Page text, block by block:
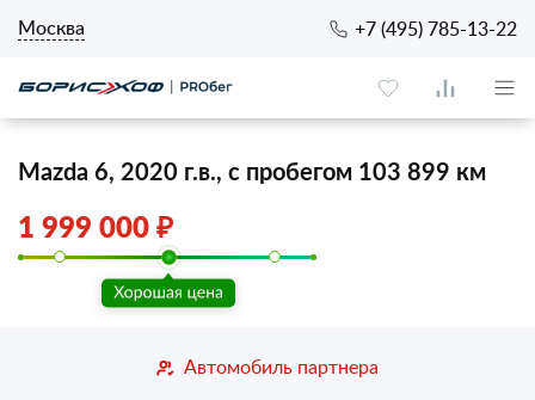
Москва +7 (495) 785-13-22
Mazda 6, 2020 г.в., с пробегом 103 899 км
1 999 000 ₽
Автомобиль партнера